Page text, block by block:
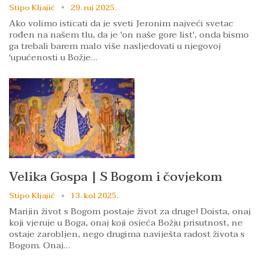
Stipo Kljajić 29. ruj 2025.
Ako volimo isticati da je sveti Jeronim najveći svetac
rođen na našem tlu, da je 'on naše gore list', onda bismo
ga trebali barem malo više nasljedovati u njegovoj
'upućenosti u Božje…
Velika Gospa | S Bogom i čovjekom
Stipo Kljajić 13. kol 2025.
Marijin život s Bogom postaje život za druge! Doista, onaj
koji vjeruje u Boga, onaj koji osjeća Božju prisutnost, ne
ostaje zarobljen, nego drugima naviješta radost života s
Bogom. Onaj…